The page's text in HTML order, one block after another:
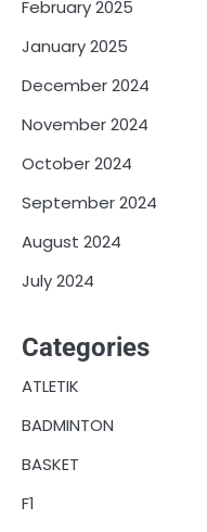
February 2025
January 2025
December 2024
November 2024
October 2024
September 2024
August 2024
July 2024
Categories
ATLETIK
BADMINTON
BASKET
F1